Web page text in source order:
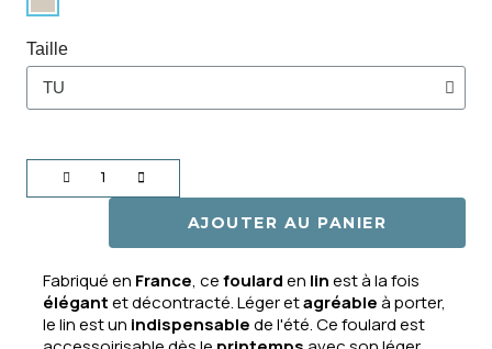
Taille
AJOUTER AU PANIER
Fabriqué en France, cefoularden linest à la fois
élégantet décontracté. Léger etagréableà porter,
le lin est un indispensablede l'été. Ce foulard est